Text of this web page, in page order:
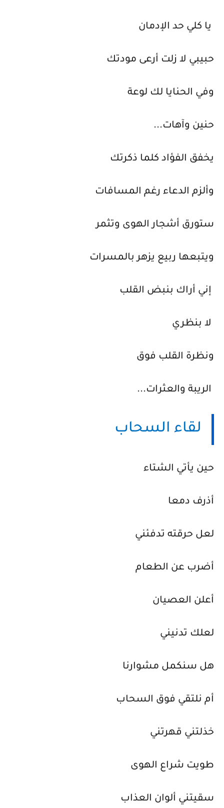
يا كلي حد الإدمان
حبيبي لا زلت أرعى مودتك
وفي الحنايا لك لوعة
حنين وآهات...
يخفق الفؤاد كلما ذكرتك
وألزم الدعاء رغم المسافات
ستورق أشجار الهوى وتثمر
ويتبعها ربيع يزهر بالمسرات
إني أراك بنبض القلب
لا بنظري
ونظرة القلب فوق
الريبة والعثرات...
لقاء السحاب
حين يأتي الشتاء
أذرف دمعا
لعل حرقته تدفئني
أضرب عن الطعام
أعلن العصيان
لعلك تدنيني
هل سنكمل مشوارنا
أم نلتقي فوق السحاب
خذلتني قهرتني
طويت شراع الهوى
سقيتني ألوان العذاب